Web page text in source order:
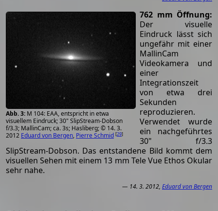
M 104: EAA, entspricht in etwa
visuellem Eindruck; 30" SlipStream-Dobson
f/3.3; MallinCam; ca. 3s; Hasliberg; © 14. 3.
2012 Eduard von Bergen, Pierre Schmid [29]
762 mm Öffnung:
Der visuelle
Eindruck lässt sich
ungefähr mit einer
MallinCam
Videokamera und
einer
Integrationszeit
von etwa drei
Sekunden
reproduzieren.
Verwendet wurde
ein nachgeführtes
30" f/3.3
SlipStream-Dobson. Das entstandene Bild kommt dem
visuellen Sehen mit einem 13 mm Tele Vue Ethos Okular
sehr nahe.
— 14. 3. 2012, Eduard von Bergen